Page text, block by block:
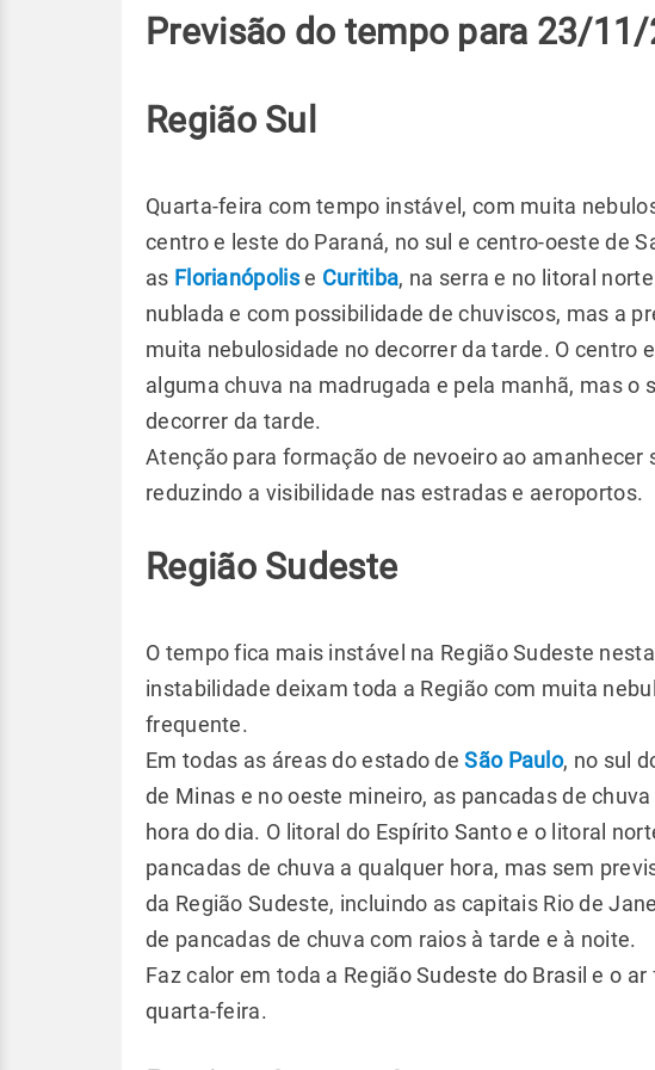
Previsão do tempo para 23/
Região Sul
Quarta-feira com tempo instável, com muita
centro e leste do Paraná, no sul e centro-oeste de
as Florianópolise Curitiba, na serra e no litoral
nublada e com possibilidade de chuviscos, mas a
muita nebulosidade no decorrer da tarde. O centro
alguma chuva na madrugada e pela manhã, mas o
decorrer da tarde.
Atenção para formação de nevoeiro ao amanhecer
reduzindo a visibilidade nas estradas e aeroportos.
Região Sudeste
O tempo fica mais instável na Região Sudeste
instabilidade deixam toda a Região com muita
frequente.
Em todas as áreas do estado deSão Paulo, no sul
de Minas e no oeste mineiro, as pancadas de
hora do dia. O litoral do Espírito Santo e o litoral
pancadas de chuva a qualquer hora, mas sem
da Região Sudeste, incluindo as capitais Rio de
de pancadas de chuva com raios à tarde e à noite.
Faz calor em toda a Região Sudeste do Brasil e o
quarta-feira.